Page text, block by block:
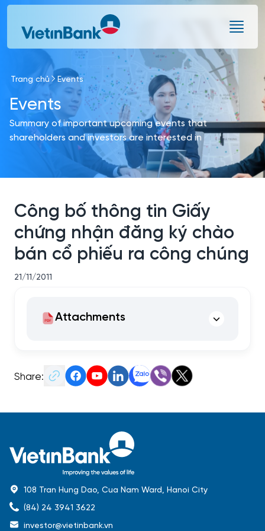
Skip to Main Content
Trang chủ Events
Events
Summary of important upcoming events that
shareholders and investors are interested in
Công bố thông tin Giấy
chứng nhận đăng ký chào
bán cổ phiếu ra công chúng
21/11/2011
Attachments
Share:
108 Tran Hung Dao, Cua Nam Ward, Hanoi City
(84) 24 3941 3622
investor@vietinbank.vn